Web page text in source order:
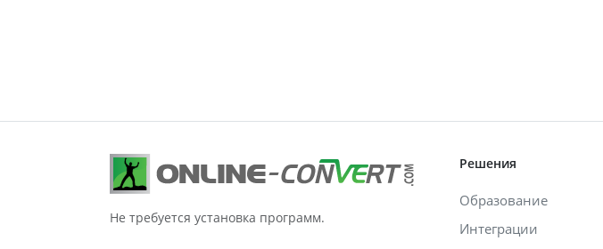
Не требуется установка программ.
Решения
Образование
Интеграции